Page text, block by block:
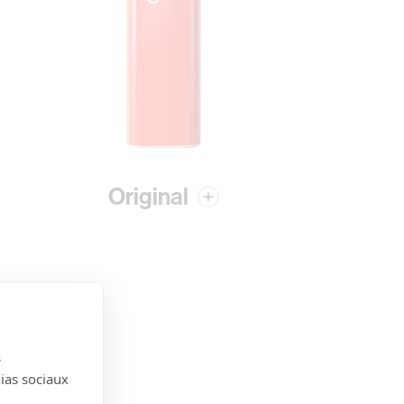
sociaux
Original